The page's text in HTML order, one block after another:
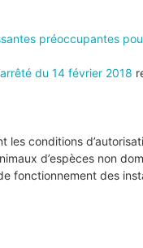
préoccupantes
arrêté du 14 février 2018
les conditions
d’espèces non
fonctionnement des